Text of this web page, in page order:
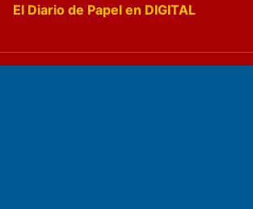
El Diario de Papel en DIGITAL